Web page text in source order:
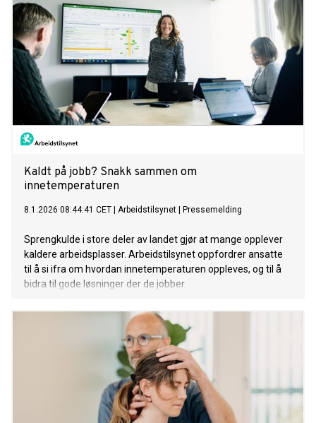
Kaldt på jobb? Snakk sammen om
innetemperaturen
8.1.2026 08:44:41 CET Arbeidstilsynet Pressemelding
Sprengkulde i store deler av landet gjør at mange opplever
kaldere arbeidsplasser. Arbeidstilsynet oppfordrer ansatte
til å si ifra om hvordan innetemperaturen oppleves, og til å
bidra til gode løsninger der de jobber.